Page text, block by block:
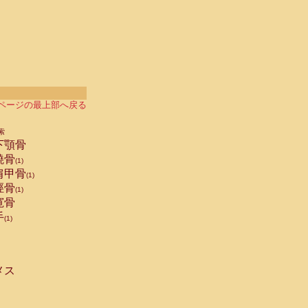
ージの最上部へ戻る
顎骨
骨(1)
甲骨(1)
骨(1)
骨
(1)
ス